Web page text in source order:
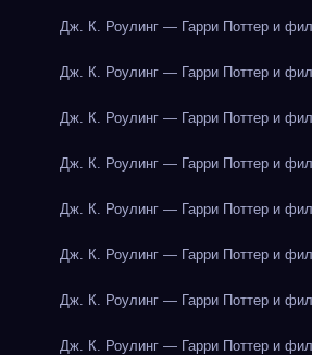
Дж. К. Роулинг — Гарри Поттер и
Дж. К. Роулинг — Гарри Поттер и
Дж. К. Роулинг — Гарри Поттер и
Дж. К. Роулинг — Гарри Поттер и
Дж. К. Роулинг — Гарри Поттер и
Дж. К. Роулинг — Гарри Поттер и
Дж. К. Роулинг — Гарри Поттер и
Дж. К. Роулинг — Гарри Поттер и